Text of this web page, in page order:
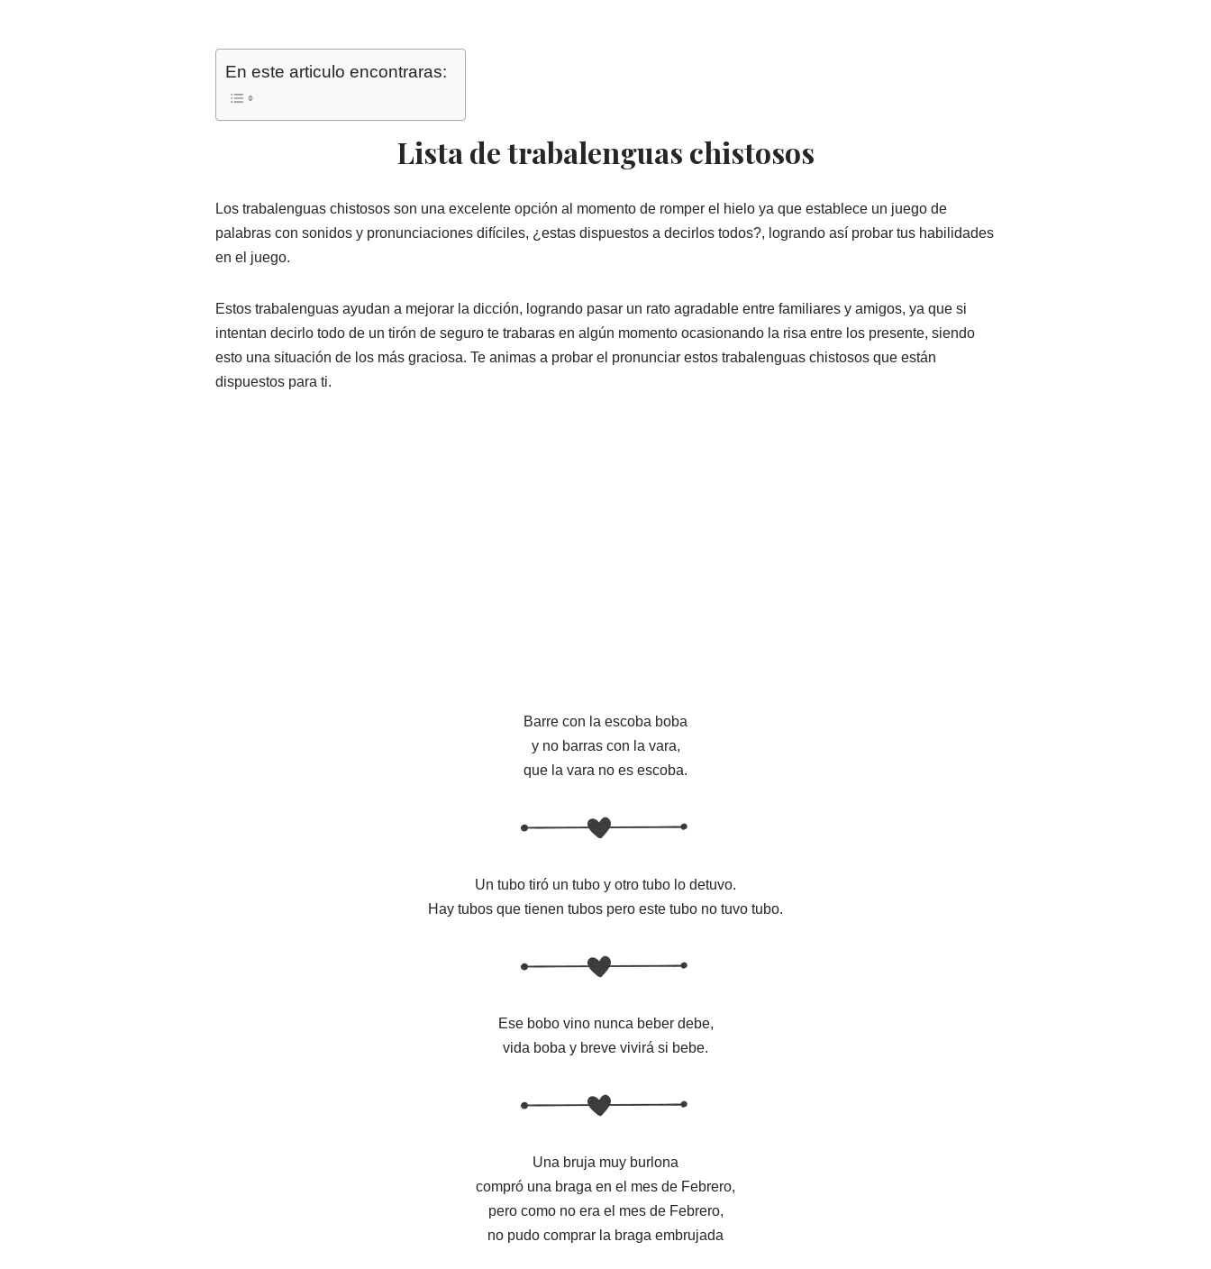
En este articulo encontraras:
Lista de trabalenguas chistosos
Los trabalenguas chistosos son una excelente opción al momento de romper el hielo ya que establece un juego de
palabras con sonidos y pronunciaciones difíciles, ¿estas dispuestos a decirlos todos?, logrando así probar tus habilidades
en el juego.
Estos trabalenguas ayudan a mejorar la dicción, logrando pasar un rato agradable entre familiares y amigos, ya que si
intentan decirlo todo de un tirón de seguro te trabaras en algún momento ocasionando la risa entre los presente, siendo
esto una situación de los más graciosa. Te animas a probar el pronunciar estos trabalenguas chistosos que están
dispuestos para ti.
Barre con la escoba boba
y no barras con la vara,
que la vara no es escoba.
Un tubo tiró un tubo y otro tubo lo detuvo.
Hay tubos que tienen tubos pero este tubo no tuvo tubo.
Ese bobo vino nunca beber debe,
vida boba y breve vivirá si bebe.
Una bruja muy burlona
compró una braga en el mes de Febrero,
pero como no era el mes de Febrero,
no pudo comprar la braga embrujada